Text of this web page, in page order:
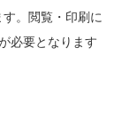
。閲覧・印刷に
必要となります